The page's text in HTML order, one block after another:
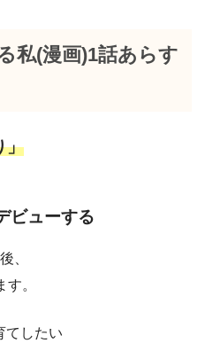
私(漫画)1話あらす
」
ビューする
、
。
てしたい